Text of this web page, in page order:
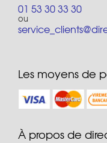
01 53 30 33 30
ou
Les moyens de
À propos de